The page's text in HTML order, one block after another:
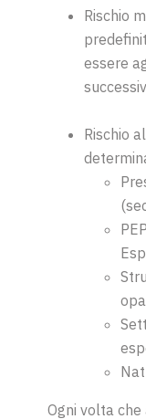
Rischio
essere
Rischio
Ogni volta